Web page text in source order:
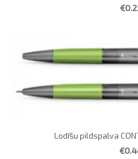
Lodīšu pildspalva